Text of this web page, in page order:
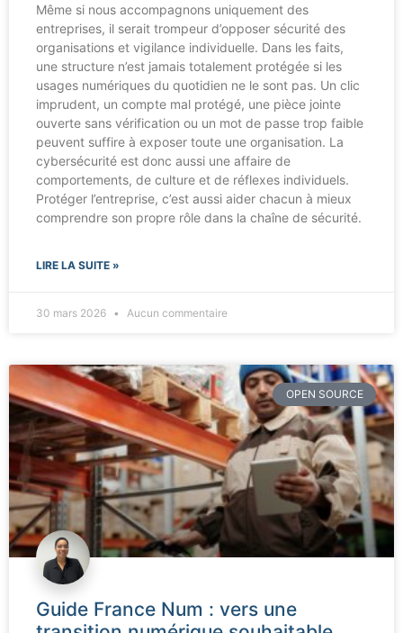
Même si nous accompagnons uniquement des
entreprises, il serait trompeur d’opposer sécurité des
organisations et vigilance individuelle. Dans les faits,
une structure n’est jamais totalement protégée si les
usages numériques du quotidien ne le sont pas. Un clic
imprudent, un compte mal protégé, une pièce jointe
ouverte sans vérification ou un mot de passe trop faible
peuvent suffire à exposer toute une organisation. La
cybersécurité est donc aussi une affaire de
comportements, de culture et de réflexes individuels.
Protéger l’entreprise, c’est aussi aider chacun à mieux
comprendre son propre rôle dans la chaîne de sécurité.
LIRE LA SUITE »
30 mars 2026 Aucun commentaire
OPEN SOURCE
Guide France Num : vers une